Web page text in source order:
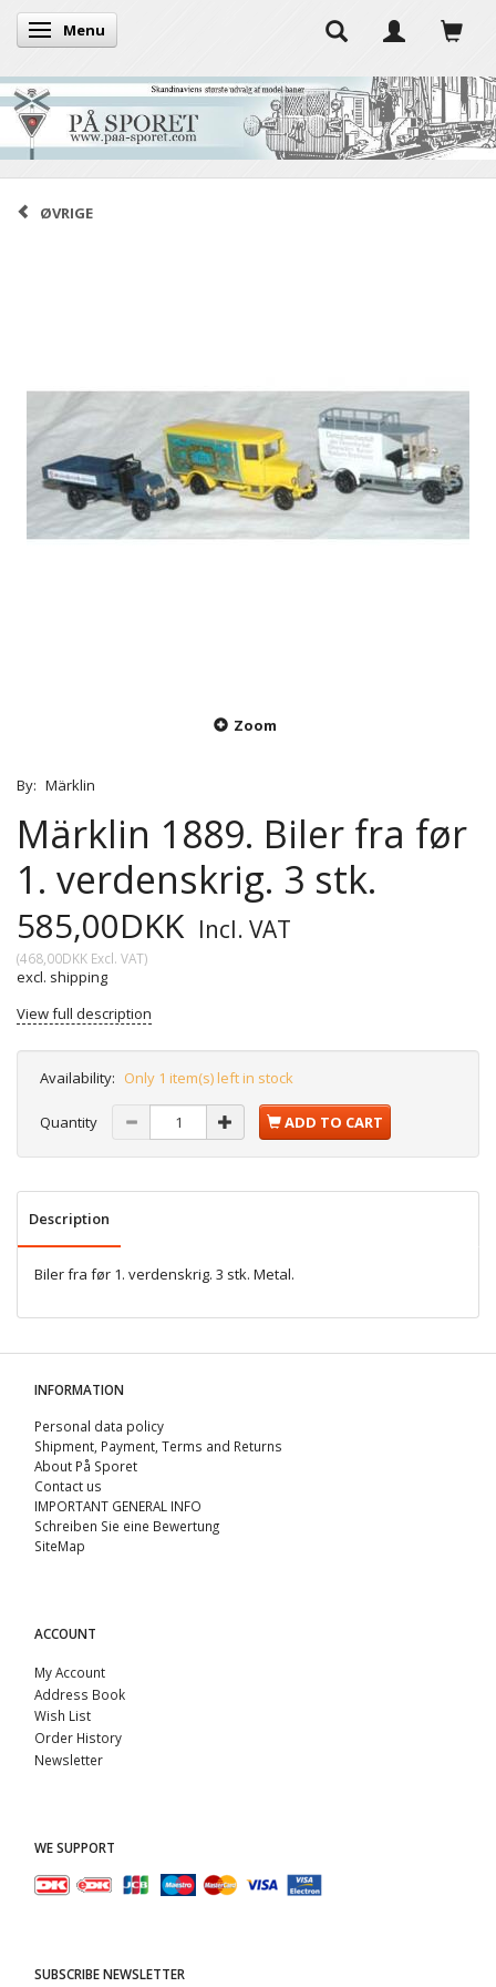
Toggle navigation
Menu
ØVRIGE
Zoom
By: Märklin
Märklin 1889. Biler fra før
1. verdenskrig. 3 stk.
585,00DKK Incl. VAT
(468,00DKK Excl. VAT)
excl. shipping
View full description
Availability: Only 1 item(s) left in stock
Quantity ADD TO CART
Description
Biler fra før 1. verdenskrig. 3 stk. Metal.
INFORMATION
Personal data policy
Shipment, Payment, Terms and Returns
About På Sporet
Contact us
IMPORTANT GENERAL INFO
Schreiben Sie eine Bewertung
SiteMap
ACCOUNT
My Account
Address Book
Wish List
Order History
Newsletter
WE SUPPORT
SUBSCRIBE NEWSLETTER